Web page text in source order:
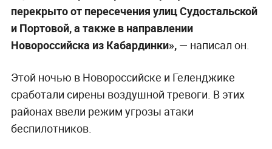
перекрыто от пересечения улиц Судостальской
и Портовой, а также в направлении
Новороссийска из Кабардинки», — написал он.
Этой ночью в Новороссийске и Геленджике
сработали сирены воздушной тревоги. В этих
районах ввели режим угрозы атаки
беспилотников.